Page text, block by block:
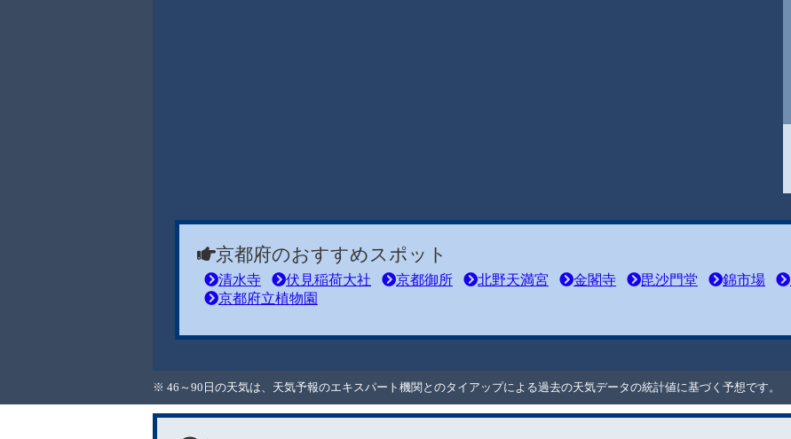
京都府のおすすめスポット
清水寺 伏見稲荷大社 京都御所 北野天満宮 金閣寺 毘沙門堂 錦市場
京都府立植物園
※ 46～90日の天気は、天気予報のエキスパート機関とのタイアップによる過去の天気データの統計値に基づく予想です。